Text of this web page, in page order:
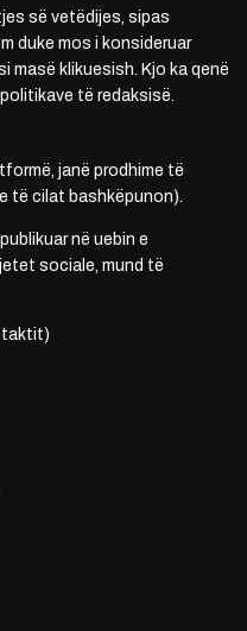
së vetëdijes, sipas
duke mos i konsideruar
masë klikuesish. Kjo ka qenë
të redaksisë.
janë prodhime të
të cilat bashkëpunon).
në uebin e
sociale, mund të